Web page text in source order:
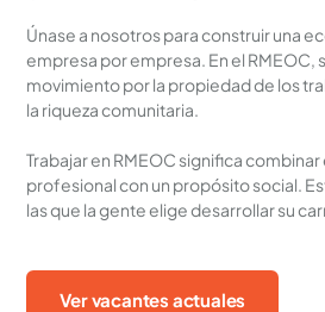
Únase a nosotros para construir una
empresa por empresa. En el RMEOC,
movimiento por la propiedad de los
la riqueza comunitaria.
Trabajar en RMEOC significa
profesional con un propósito social.
las que la gente elige desarrollar su
Ver vacantes actuales